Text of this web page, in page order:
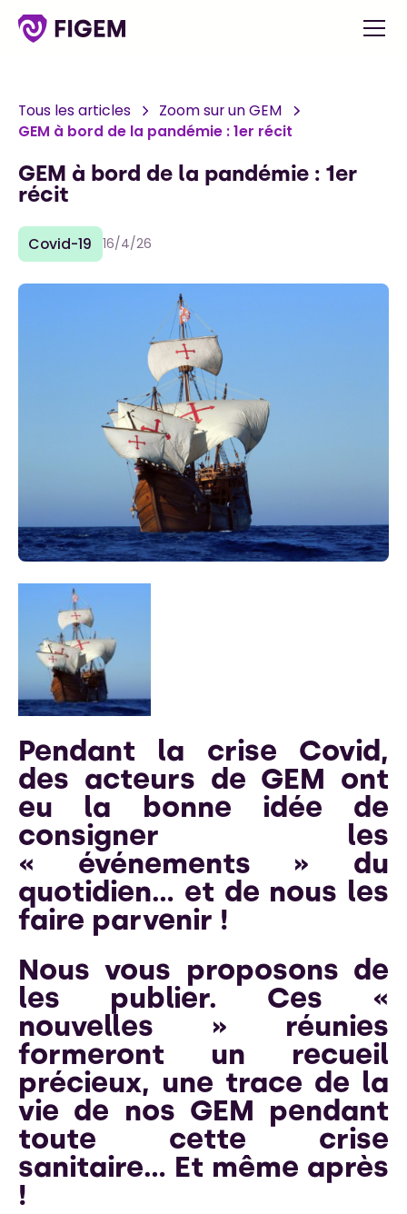
Tous les articles
Zoom sur un GEM
GEM à bord de la pandémie : 1er récit
GEM à bord de la pandémie : 1er
récit
Covid-19 16/4/26
Pendant la crise Covid,
des acteurs de GEM ont
eu la bonne idée de
consigner les
« événements » du
quotidien… et de nous les
faire parvenir !
Nous vous proposons de
les publier. Ces «
nouvelles » réunies
formeront un recueil
précieux, une trace de la
vie de nos GEM pendant
toute cette crise
sanitaire… Et même après
!